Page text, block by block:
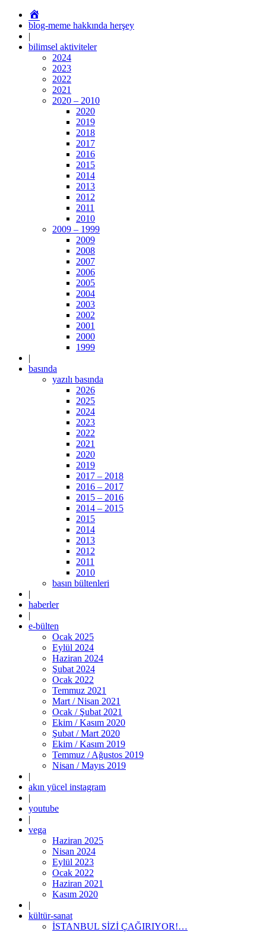
Cerrahi
Plastik
Rekonstrüktif
Cerrahi
Uzmanı
Prof.Dr.
Akın
blog-meme hakkında herşey
|
bilimsel aktiviteler
2024
2023
2022
2021
2020 – 2010
2020
2019
2018
2017
2016
2015
2014
2013
2012
2011
2010
2009 – 1999
2009
2008
2007
2006
2005
2004
2003
2002
2001
2000
1999
|
basında
yazılı basında
2026
2025
2024
2023
2022
2021
2020
2019
2017 – 2018
2016 – 2017
2015 – 2016
2014 – 2015
2015
2014
2013
2012
2011
2010
basın bültenleri
|
haberler
|
e-bülten
Ocak 2025
Eylül 2024
Haziran 2024
Şubat 2024
Ocak 2022
Temmuz 2021
Mart / Nisan 2021
Ocak / Şubat 2021
Ekim / Kasım 2020
Şubat / Mart 2020
Ekim / Kasım 2019
Temmuz / Ağustos 2019
Nisan / Mayıs 2019
|
akın yücel instagram
|
youtube
|
vega
Haziran 2025
Nisan 2024
Eylül 2023
Ocak 2022
Haziran 2021
Kasım 2020
|
kültür-sanat
İSTANBUL SİZİ ÇAĞIRIYOR!…